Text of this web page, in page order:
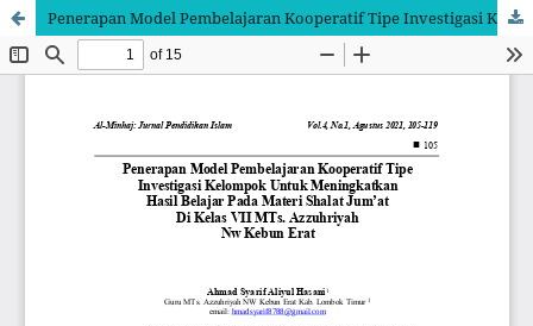
Penerapan Model Pembelajaran Kooperatif Tipe Investigasi Kelompok Untuk Meningkatkan Hasil Belajar Pada Materi Shalat Jum’at Di Kelas VII MTs. Azzuhriyah Nw Kebun Erat